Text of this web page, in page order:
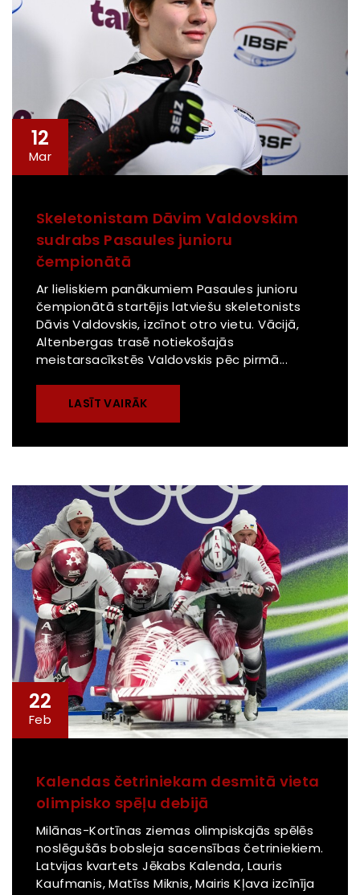
12
Mar
Skeletonistam Dāvim Valdovskim
sudrabs Pasaules junioru
čempionātā
Ar lieliskiem panākumiem Pasaules junioru
čempionātā startējis latviešu skeletonists
Dāvis Valdovskis, izcīnot otro vietu. Vācijā,
Altenbergas trasē notiekošajās
meistarsacīkstēs Valdovskis pēc pirmā...
LASĪT VAIRĀK
22
Feb
Kalendas četriniekam desmitā vieta
olimpisko spēļu debijā
Milānas-Kortīnas ziemas olimpiskajās spēlēs
noslēgušās bobsleja sacensības četriniekiem.
Latvijas kvartets Jēkabs Kalenda, Lauris
Kaufmanis, Matīss Miknis, Mairis Kļava izcīnīja